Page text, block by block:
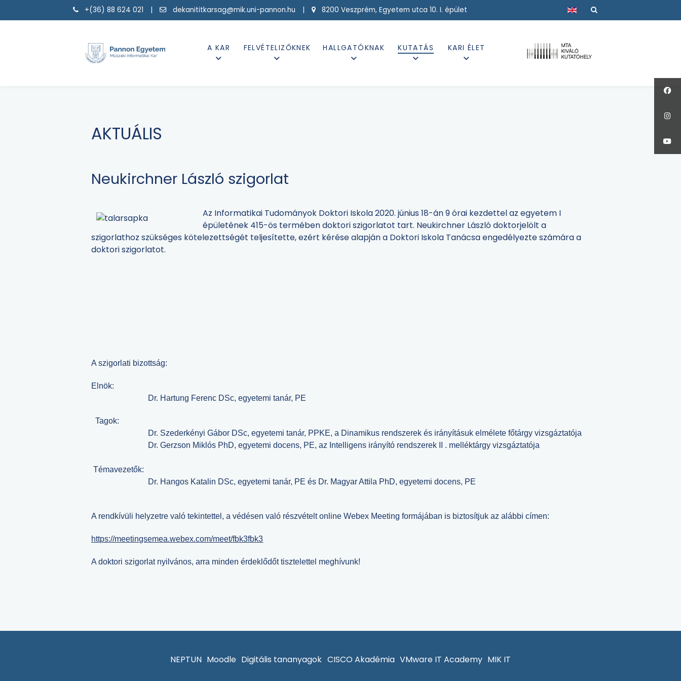
+(36) 88 624 021 | dekanititkarsag@mik.uni-pannon.hu | 8200 Veszprém, Egyetem utca 10. I. épület Válasszon nyelvet
A KAR FELVÉTELIZŐKNEK HALLGATÓKNAK KUTATÁS KARI ÉLET
AKTUÁLIS
Neukirchner László szigorlat
Az Informatikai Tudományok Doktori Iskola 2020. június 18-án 9 órai kezdettel az egyetem I
épületének 415-ös termében doktori szigorlatot tart. Neukirchner László doktorjelölt a
szigorlathoz szükséges kötelezettségét teljesítette, ezért kérése alapján a Doktori Iskola Tanácsa engedélyezte számára a
doktori szigorlatot.
A szigorlati bizottság:
Elnök:
Dr. Hartung Ferenc DSc, egyetemi tanár, PE
Tagok:
Dr. Szederkényi Gábor DSc, egyetemi tanár, PPKE, a Dinamikus rendszerek és irányításuk elmélete főtárgy vizsgáztatója
Dr. Gerzson Miklós PhD, egyetemi docens, PE, az Intelligens irányító rendszerek II . melléktárgy vizsgáztatója
Témavezetők:
Dr. Hangos Katalin DSc, egyetemi tanár, PE és Dr. Magyar Attila PhD, egyetemi docens, PE
A rendkívüli helyzetre való tekintettel, a védésen való részvételt online Webex Meeting formájában is biztosítjuk az alábbi címen:
https://meetingsemea.webex.com/meet/fbk3fbk3
A doktori szigorlat nyilvános, arra minden érdeklődőt tisztelettel meghívunk!
NEPTUN Moodle Digitális tananyagok CISCO Akadémia VMware IT Academy MIK IT